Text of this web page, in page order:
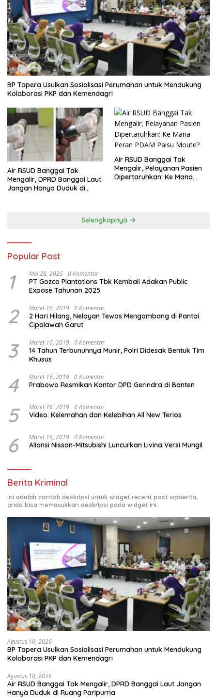
BP Tapera Usulkan Sosialisasi Perumahan untuk Mendukung
Kolaborasi PKP dan Kemendagri
Air RSUD Banggai Tak
Mengalir, DPRD Banggai Laut
Jangan Hanya Duduk di
Air RSUD Banggai Tak
Mengalir, Pelayanan Pasien
Dipertaruhkan: Ke Mana
Selengkapnya
Popular Post
1 Mei 28, 2025 0 Komentar
PT Gozco Plantations Tbk Kembali Adakan Public
Expose Tahunan 2025
2 Maret 16, 2019 0 Komentar
2 Hari Hilang, Nelayan Tewas Mengambang di Pantai
Cipalawah Garut
3 Maret 16, 2019 0 Komentar
14 Tahun Terbunuhnya Munir, Polri Didesak Bentuk Tim
Khusus
4 Maret 16, 2019 0 Komentar
Prabowo Resmikan Kantor DPD Gerindra di Banten
5 Maret 16, 2019 0 Komentar
Video: Kelemahan dan Kelebihan All New Terios
6 Maret 16, 2019 0 Komentar
Aliansi Nissan-Mitsubishi Luncurkan Livina Versi Mungil
Berita Kriminal
Ini adalah contoh deskripsi untuk widget recent post wpberita,
anda bisa memasukkan deskripsi pada widget ini.
Agustus 10, 2026
BP Tapera Usulkan Sosialisasi Perumahan untuk Mendukung
Kolaborasi PKP dan Kemendagri
Agustus 10, 2026
Air RSUD Banggai Tak Mengalir, DPRD Banggai Laut Jangan
Hanya Duduk di Ruang Paripurna